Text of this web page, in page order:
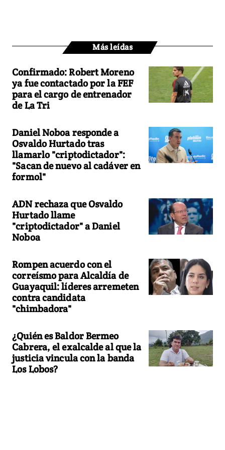
Más leídas
Confirmado: Robert Moreno
ya fue contactado por la FEF
para el cargo de entrenador
de La Tri
Daniel Noboa responde a
Osvaldo Hurtado tras
llamarlo "criptodictador":
"Sacan de nuevo al cadáver en
formol"
ADN rechaza que Osvaldo
Hurtado llame
"criptodictador" a Daniel
Noboa
Rompen acuerdo con el
correísmo para Alcaldía de
Guayaquil: líderes arremeten
contra candidata
"chimbadora"
¿Quién es Baldor Bermeo
Cabrera, el exalcalde al que la
justicia vincula con la banda
Los Lobos?